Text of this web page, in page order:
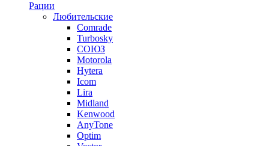
Рации
Любительские
Comrade
Turbosky
СОЮЗ
Motorola
Hytera
Icom
Lira
Midland
Kenwood
AnyTone
Optim